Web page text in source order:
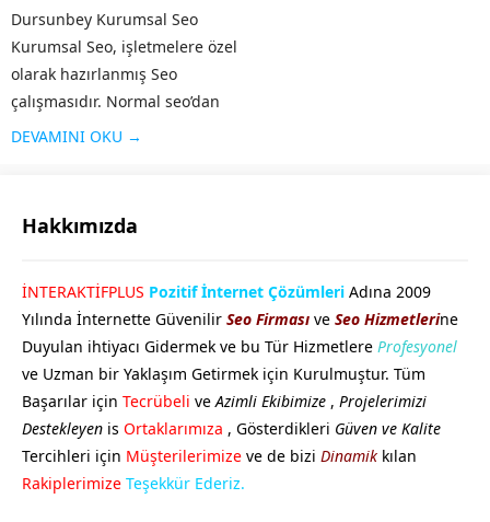
Dursunbey Kurumsal Seo
Kurumsal Seo, işletmelere özel
olarak hazırlanmış Seo
çalışmasıdır. Normal seo’dan
farklı olarak işletmenin geniş
kullanılması gibi özellikleri
gösteren diğer rakip...
DEVAMINI OKU →
Hakkımızda
İNTERAKTİFPLUS Pozitif İnternet Çözümleri Adına 2009
Yılında İnternette Güvenilir Seo Firması ve Seo Hizmetlerine
Duyulan ihtiyacı Gidermek ve bu Tür Hizmetlere Profesyonel
ve Uzman bir Yaklaşım Getirmek için Kurulmuştur. Tüm
Başarılar için Tecrübeli ve Azimli Ekibimize , Projelerimizi
Destekleyen is Ortaklarımıza , Gösterdikleri Güven ve Kalite
Tercihleri için Müşterilerimize ve de bizi Dinamik kılan
Rakiplerimize Teşekkür Ederiz.
GÖKHAN GÖKMEN